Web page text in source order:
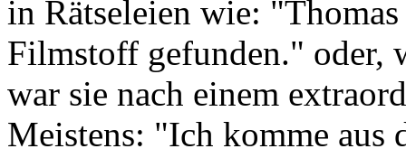
in Rätseleien wie:
Filmstoff gefunden." oder,
war sie nach einem
Meistens: "Ich komme aus